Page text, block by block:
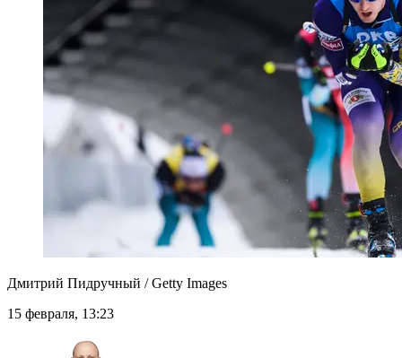
Дмитрий Пидручный / Getty Images
15 февраля, 13:23